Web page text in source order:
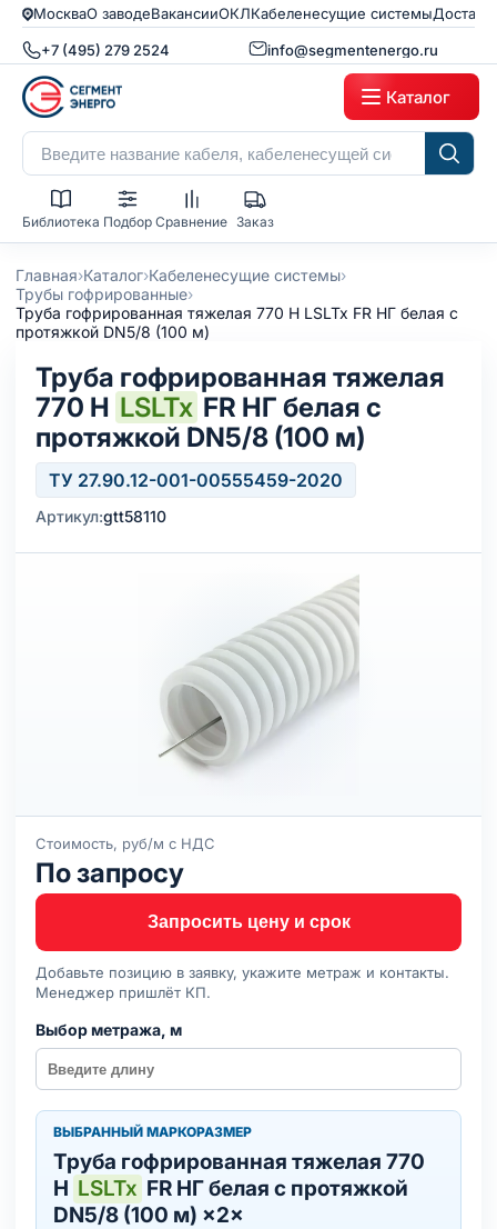
МоскваО заводеВакансииОКЛКабеленесущие системы
+7 (495) 279 2524 info@segmentenergo.ru
Каталог
Библиотека Подбор Сравнение Заказ
Главная›Каталог›Кабеленесущие системы›
Трубы гофрированные›
Труба гофрированная тяжелая 770 Н LSLTx FR НГ белая с
протяжкой DN5/8 (100 м)
Труба гофрированная тяжелая
770 Н LSLTx FR НГ белая с
протяжкой DN5/8 (100 м)
ТУ 27.90.12-001-00555459-2020
Артикул:gtt58110
Стоимость, руб/м с НДС
По запросу
Запросить цену и срок
Добавьте позицию в заявку, укажите метраж и контакты.
Менеджер пришлёт КП.
Выбор метража, м
ВЫБРАННЫЙ МАРКОРАЗМЕР
Труба гофрированная тяжелая 770
Н LSLTx FR НГ белая с протяжкой
DN5/8 (100 м) ×2×